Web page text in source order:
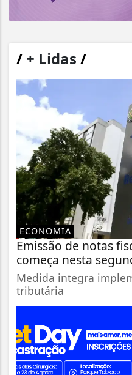
/ + Lidas /
ECONOMIA
Emissão de notas
começa nesta
Medida integra
tributária